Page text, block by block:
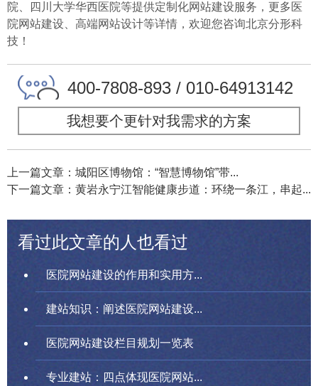
院、四川大学华西医院等提供定制化网站建设服务，更多医
院网站建设、高端网站设计等详情，欢迎您咨询北京分形科
技！
400-7808-893 / 010-64913142
我想要个更针对我需求的方案
上一篇文章：城阳区博物馆：“智慧博物馆”带...
下一篇文章：黄岩永宁江智能健康步道：环绕一条江，串起...
看过此文章的人也看过
医院网站建设的作用和实用方...
建站知识：阐述医院网站建设...
医院网站建设栏目规划一览表
专业建站：四点体现医院网站...